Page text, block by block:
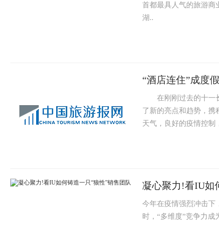
首都最具人气的旅游商
湖..
“酒店连住”成度
在刚刚过去的十一长
了新的亮点和趋势，携
天气，良好的疫情控制
凝心聚力!看IU如
今年在疫情强烈冲击下
时，“多维度”竞争力